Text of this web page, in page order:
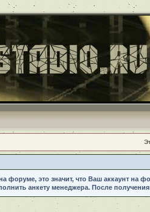
форуме, это значит, что Ваш аккаунт на
анкету менеджера. После